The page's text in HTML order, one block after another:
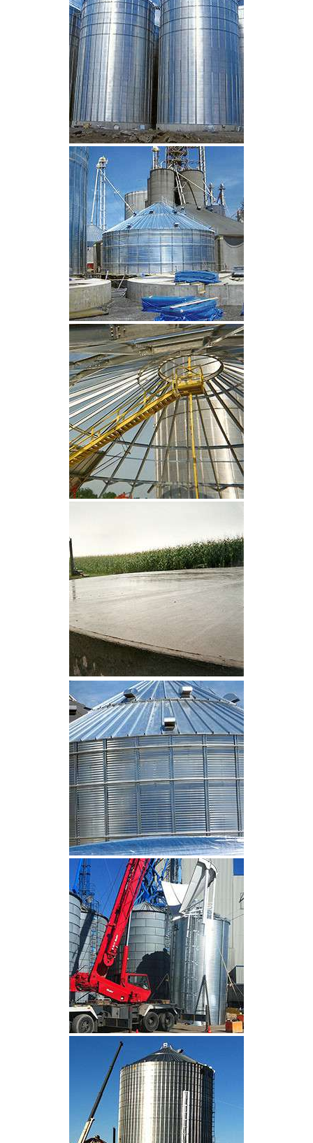
CLIQUEZ POUR AGRANDIR
CLIQUEZ POUR AGRANDIR
CLIQUEZ POUR AGRANDIR
CLIQUEZ POUR AGRANDIR
CLIQUEZ POUR AGRANDIR
CLIQUEZ POUR AGRANDIR